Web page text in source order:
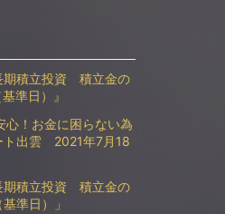
期積立投資 積立金の
準日）』
！お金に困らない為
出雲 2021年7月18
期積立投資 積立金の
準日）」